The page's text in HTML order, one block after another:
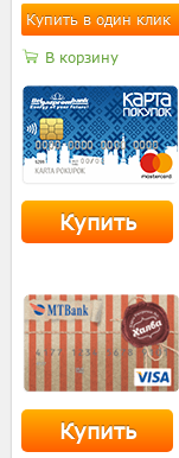
Купить в один клик
В корзину
Купить
Купить